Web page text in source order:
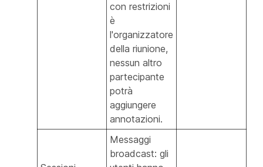
con restrizioni
è
l'organizzatore
della riunione,
nessun altro
partecipante
potrà
aggiungere
annotazioni.
Messaggi
broadcast: gli